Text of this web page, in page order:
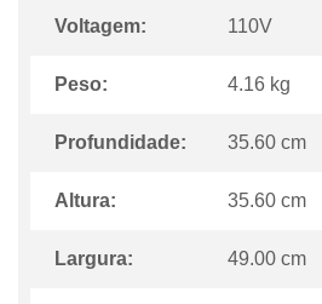
Voltagem: 110V
Peso: 4.16 kg
Profundidade: 35.60 cm
Altura: 35.60 cm
Largura: 49.00 cm